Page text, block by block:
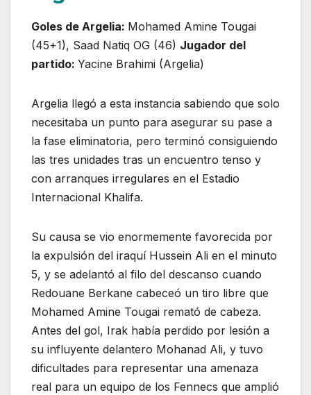
Goles de Argelia: Mohamed Amine Tougai
(45+1), Saad Natiq OG (46) Jugador del
partido: Yacine Brahimi (Argelia)
Argelia llegó a esta instancia sabiendo que solo
necesitaba un punto para asegurar su pase a
la fase eliminatoria, pero terminó consiguiendo
las tres unidades tras un encuentro tenso y
con arranques irregulares en el Estadio
Internacional Khalifa.
Su causa se vio enormemente favorecida por
la expulsión del iraquí Hussein Ali en el minuto
5, y se adelantó al filo del descanso cuando
Redouane Berkane cabeceó un tiro libre que
Mohamed Amine Tougai remató de cabeza.
Antes del gol, Irak había perdido por lesión a
su influyente delantero Mohanad Ali, y tuvo
dificultades para representar una amenaza
real para un equipo de los Fennecs que amplió